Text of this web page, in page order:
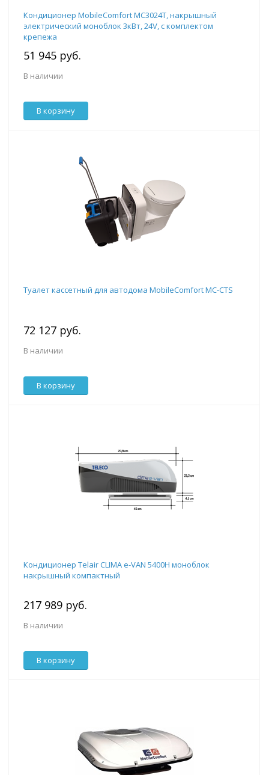
Кондиционер MobileComfort MC3024T, накрышный
электрический моноблок 3кВт, 24V, с комплектом
крепежа
51 945 руб.
В наличии
В корзину
Туалет кассетный для автодома MobileComfort MC-CTS
72 127 руб.
В наличии
В корзину
Кондиционер Telair CLIMA e-VAN 5400H моноблок
накрышный компактный
217 989 руб.
В наличии
В корзину